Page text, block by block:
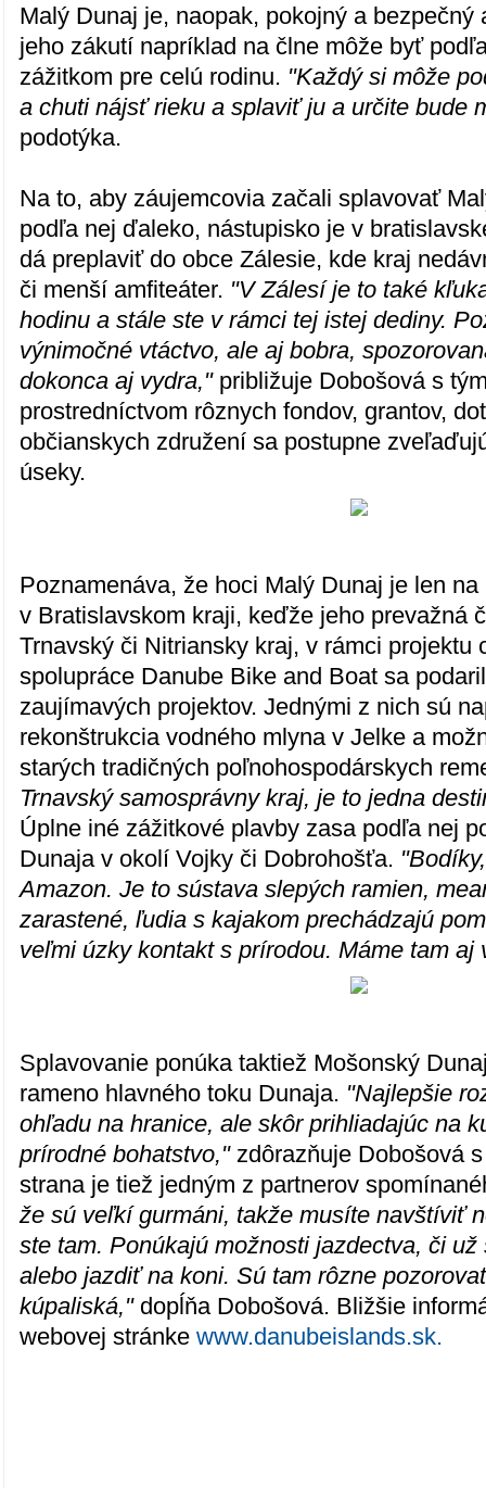
Malý Dunaj je, naopak, pokojný a bezpečný
jeho zákutí napríklad na člne môže byť
zážitkom pre celú rodinu. "Každý si môže
a chuti nájsť rieku a splaviť ju a určite bude
podotýka.
Na to, aby záujemcovia začali splavovať
podľa nej ďaleko, nástupisko je v
dá preplaviť do obce Zálesie, kde kraj
či menší amfiteáter. "V Zálesí je to také
hodinu a stále ste v rámci tej istej dediny.
výnimočné vtáctvo, ale aj bobra,
dokonca aj vydra," približuje Dobošová s
prostredníctvom rôznych fondov, grantov,
občianskych združení sa postupne
úseky.
Poznamenáva, že hoci Malý Dunaj je len
v Bratislavskom kraji, keďže jeho prevažná
Trnavský či Nitriansky kraj, v rámci projektu
spolupráce Danube Bike and Boat sa
zaujímavých projektov. Jednými z nich sú
rekonštrukcia vodného mlyna v Jelke a
starých tradičných poľnohospodárskych
Trnavský samosprávny kraj, je to jedna
Úplne iné zážitkové plavby zasa podľa nej
Dunaja v okolí Vojky či Dobrohošťa.
Amazon. Je to sústava slepých ramien,
zarastené, ľudia s kajakom prechádzajú
veľmi úzky kontakt s prírodou. Máme tam aj
Splavovanie ponúka taktiež Mošonský
rameno hlavného toku Dunaja. "Najlepšie
ohľadu na hranice, ale skôr prihliadajúc na
prírodné bohatstvo,"zdôrazňuje Dobošová
strana je tiež jedným z partnerov
že sú veľkí gurmáni, takže musíte navštíviť
ste tam. Ponúkajú možnosti jazdectva, či
alebo jazdiť na koni. Sú tam rôzne
kúpaliská,"dopĺňa Dobošová. Bližšie
webovej stránkewww.danubeislands.sk.